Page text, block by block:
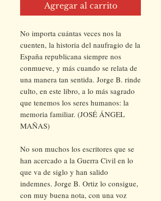
Agregar al carrito
No importa cuántas veces nos la
cuenten, la historia del naufragio de la
España republicana siempre nos
conmueve, y más cuando se relata de
una manera tan sentida. Jorge B. rinde
culto, en este libro, a lo más sagrado
que tenemos los seres humanos: la
memoria familiar. (JOSÉ ÁNGEL
MAÑAS)
No son muchos los escritores que se
han acercado a la Guerra Civil en lo
que va de siglo y han salido
indemnes. Jorge B. Ortiz lo consigue,
con muy buena nota, con una voz